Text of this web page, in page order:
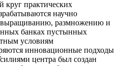
круг практических
научно
выращиванию, размножению и
банках пустынных
условиям
инновационные подходы
центра был создан